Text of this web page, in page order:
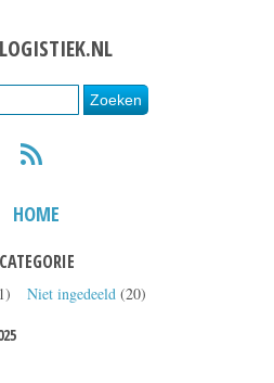
HOME
CATEGORIE
Niet ingedeeld (20)